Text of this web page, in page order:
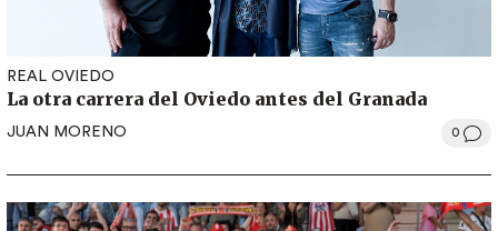
REAL OVIEDO
La otra carrera del Oviedo antes del Granada
JUAN MORENO 0